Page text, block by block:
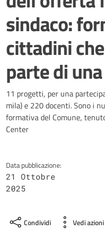
sindaco:
cittadini
parte di
Dettagli della
11 progetti, per una
mila) e 220 docenti. Sono i
formativa del Comune,
Center
Data pubblicazione:
21 Ottobre
2025
Condividi Vedi azioni